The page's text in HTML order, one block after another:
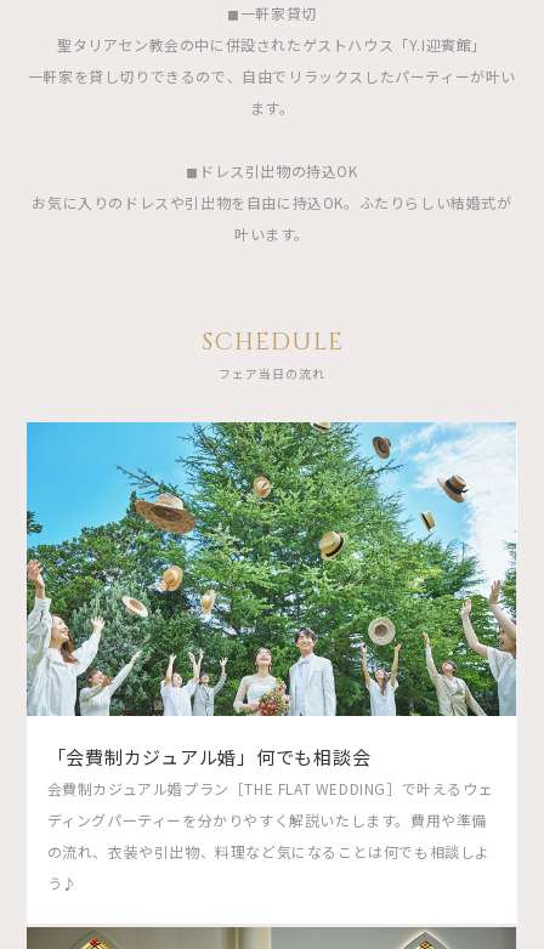
◼︎一軒家貸切
聖タリアセン教会の中に併設されたゲストハウス「Y.I迎賓館」
一軒家を貸し切りできるので、自由でリラックスしたパーティーが叶い
ます。
◼︎ドレス引出物の持込OK
お気に入りのドレスや引出物を自由に持込OK。ふたりらしい結婚式が
叶います。
SCHEDULE
フェア当日の流れ
「会費制カジュアル婚」何でも相談会
会費制カジュアル婚プラン［THE FLAT WEDDING］で叶えるウェ
ディングパーティーを分かりやすく解説いたします。費用や準備
の流れ、衣装や引出物、料理など気になることは何でも相談しよ
う♪